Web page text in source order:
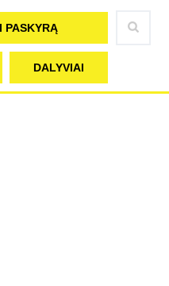
PASKYRĄ
DALYVIAI